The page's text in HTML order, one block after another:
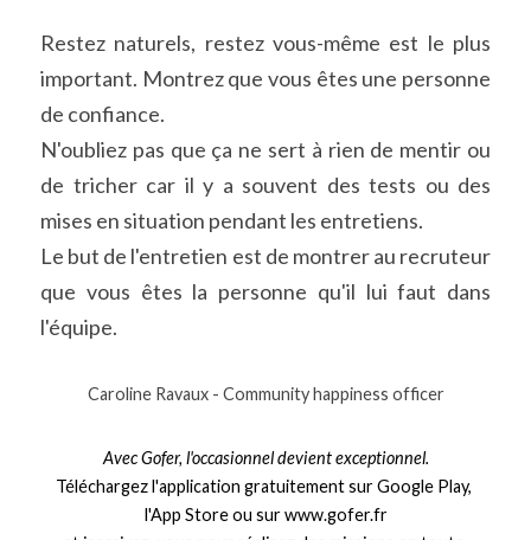
Restez naturels, restez vous-même est le plus
important. Montrez que vous êtes une personne
de confiance.
N'oubliez pas que ça ne sert à rien de mentir ou
de tricher car il y a souvent des tests ou des
mises en situation pendant les entretiens.
Le but de l'entretien est de montrer au recruteur
que vous êtes la personne qu'il lui faut dans
l'équipe.
Caroline Ravaux - Community happiness officer
Avec Gofer, l'occasionnel devient exceptionnel.
Téléchargez l'application gratuitement sur Google Play,
l'App Store ou sur www.gofer.fr